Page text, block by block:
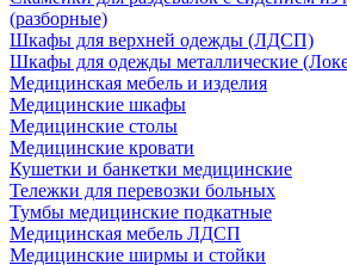
(разборные)
Шкафы для верхней одежды (ЛДСП)
Шкафы для одежды металлические
Медицинская мебель и изделия
Медицинские шкафы
Медицинские столы
Медицинские кровати
Кушетки и банкетки медицинские
Тележки для перевозки больных
Тумбы медицинские подкатные
Медицинская мебель ЛДСП
Медицинские ширмы и стойки